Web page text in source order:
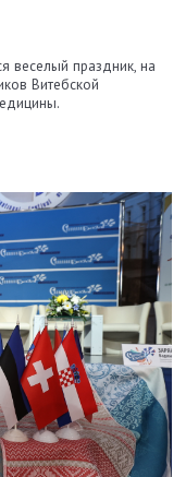
веселый праздник, на
Витебской